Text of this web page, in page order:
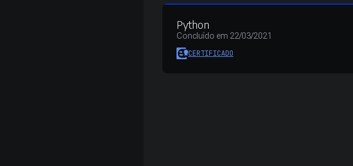
Python
Concluído em 22/03/2021
CERTIFICADO